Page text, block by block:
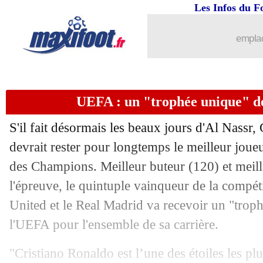
Les Infos du
UEFA : un "trophée unique"
S'il fait désormais les beaux jours d'Al Nassr,
devrait rester pour longtemps le meilleur
des Champions. Meilleur buteur (120) et
l'épreuve, le quintuple vainqueur de la
United et le Real Madrid va recevoir un
l'UEFA pour l'ensemble de sa carrière.
"Cristiano Ronaldo est l’une des étoiles les
: Cherki vers une prolongation !
28/08 Milan: Adli prêté à la Fiorentina
Atalanta: Kossounou pour oublier
28/08 Real: Ancelotti défend Mbappé
28/08 Juve: Chiesa va signer à Liverpool
28/08 Barça: énorme coup dur confirmé